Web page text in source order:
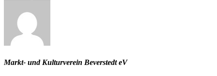
Markt- und Kulturverein Beverstedt eV